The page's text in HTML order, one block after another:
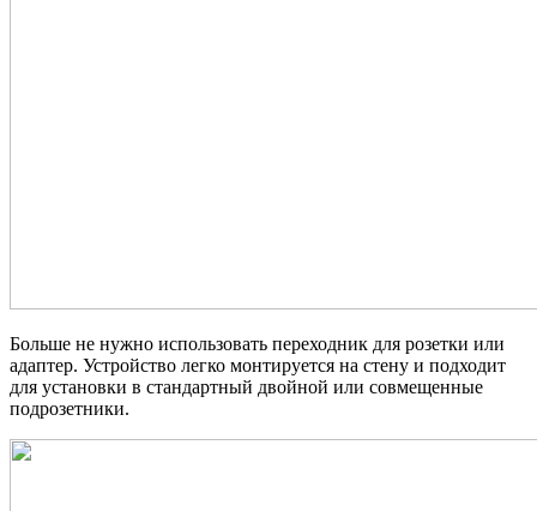
Больше не нужно использовать переходник для розетки или
адаптер. Устройство легко монтируется на стену и подходит
для установки в стандартный двойной или совмещенные
подрозетники.